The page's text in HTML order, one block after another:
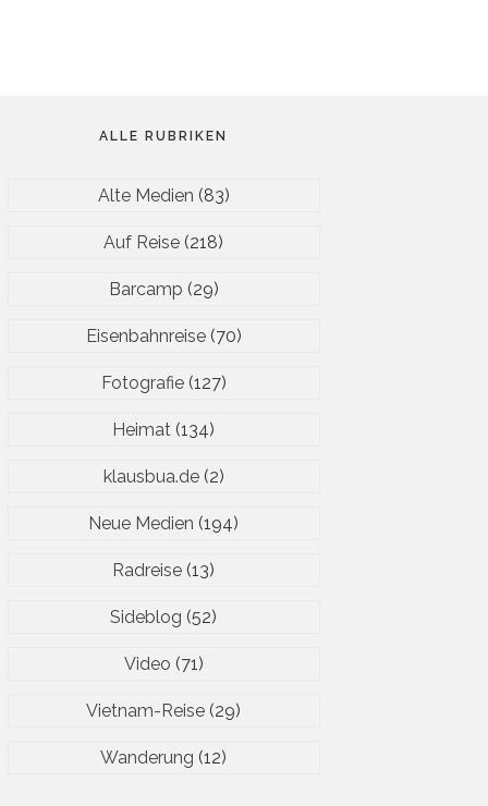
ALLE RUBRIKEN
Alte Medien (83)
Auf Reise (218)
Barcamp (29)
Eisenbahnreise(70)
Fotografie(127)
Heimat (134)
klausbua.de(2)
Neue Medien (194)
Radreise (13)
Sideblog (52)
Video (71)
Vietnam-Reise (29)
Wanderung (12)